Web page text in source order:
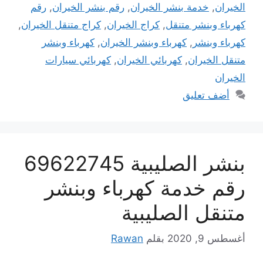
الخيران, خدمة بنشر الخيران, رقم بنشر الخيران, رقم
كهرباء وبنشر متنقل, كراج الخيران, كراج متنقل الخيران,
كهرباء وبنشر , كهرباء وبنشر الخيران, كهرباء وبنشر
متنقل الخيران, كهربائي الخيران, كهربائي سيارات
الخيران
أضف تعليق
بنشر الصليبية 69622745
رقم خدمة كهرباء وبنشر
متنقل الصليبية
أغسطس 9, 2020 بقلم Rawan